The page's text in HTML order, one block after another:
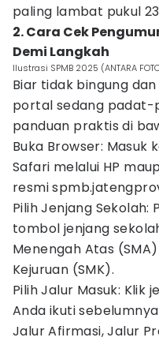
paling lambat pukul
2. Cara Cek
Demi Langkah
Ilustrasi SPMB 2025 (ANTARA
Biar tidak bingung
portal sedang padat-
panduan praktis di
Buka Browser: Masuk
Safari melalui HP
resmi
Pilih Jenjang Sekolah:
tombol jenjang
Menengah Atas
Kejuruan (SMK).
Pilih Jalur Masuk: Klik
Anda ikuti
Jalur Afirmasi, Jalur